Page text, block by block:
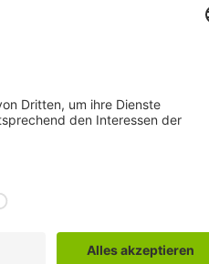
zur Kenntnis
sind Pflichtfelder.